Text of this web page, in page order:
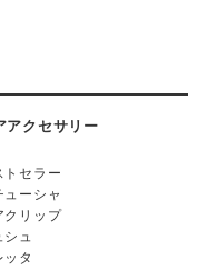
アクセサリー
トセラー
ューシャ
クリップ
シュ
ッタ